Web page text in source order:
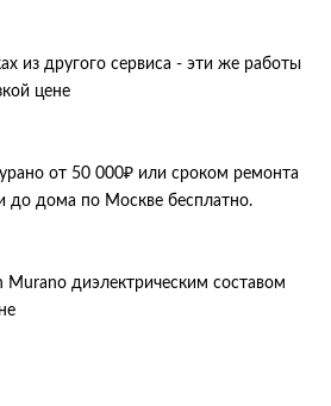
из другого сервиса - эти же работы
цене
от 50 000₽ или сроком ремонта
до дома по Москве бесплатно.
Murano диэлектрическим составом